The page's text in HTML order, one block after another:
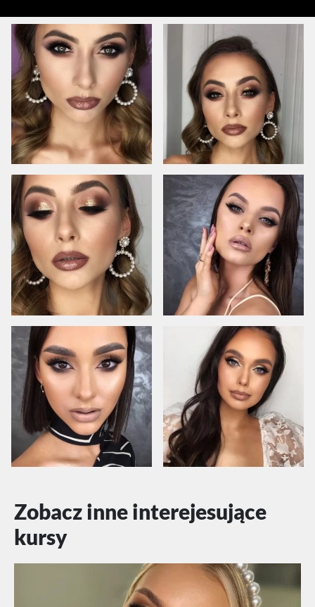
Zobacz inne interejesujące
kursy